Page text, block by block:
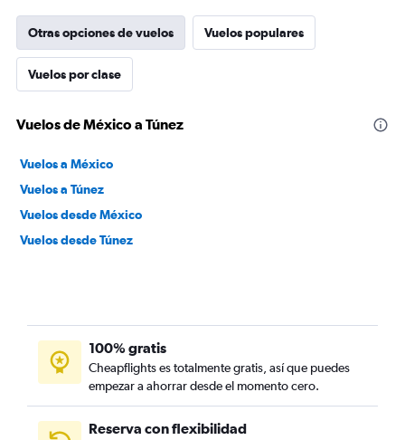
Otras opciones de vuelos Vuelos populares
Vuelos por clase
Vuelos de México a Túnez
Vuelos a México
Vuelos a Túnez
Vuelos desde México
Vuelos desde Túnez
100% gratis
Cheapflights es totalmente gratis, así que puedes
empezar a ahorrar desde el momento cero.
Reserva con flexibilidad